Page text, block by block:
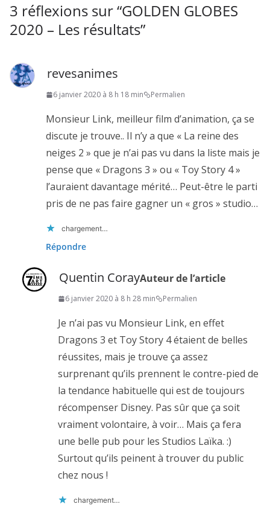
3 réflexions sur “GOLDEN GLOBES
2020 – Les résultats”
revesanimes
6 janvier 2020 à 8 h 18 min Permalien
Monsieur Link, meilleur film d’animation, ça se
discute je trouve.. Il n’y a que « La reine des
neiges 2 » que je n’ai pas vu dans la liste mais je
pense que « Dragons 3 » ou « Toy Story 4 »
l’auraient davantage mérité… Peut-être le parti
pris de ne pas faire gagner un « gros » studio…
chargement…
Répondre
Quentin CorayAuteur de l’article
6 janvier 2020 à 8 h 28 min Permalien
Je n’ai pas vu Monsieur Link, en effet
Dragons 3 et Toy Story 4 étaient de belles
réussites, mais je trouve ça assez
surprenant qu’ils prennent le contre-pied de
la tendance habituelle qui est de toujours
récompenser Disney. Pas sûr que ça soit
vraiment volontaire, à voir… Mais ça fera
une belle pub pour les Studios Laïka. :)
Surtout qu’ils peinent à trouver du public
chez nous !
chargement…